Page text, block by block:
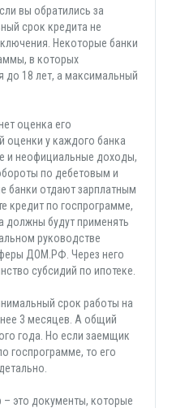
вы обратились за
срок кредита не
Некоторые банки
в которых
до 18 лет, а максимальный
оценка его
оценки у каждого банка
и неофициальные доходы,
по дебетовым и
банки отдают зарплатным
кредит по госпрограмме,
должны будут применять
руководстве
ДОМ.РФ. Через него
субсидий по ипотеке.
срок работы на
3 месяцев. А общий
года. Но если заемщик
госпрограмме, то его
это документы, которые